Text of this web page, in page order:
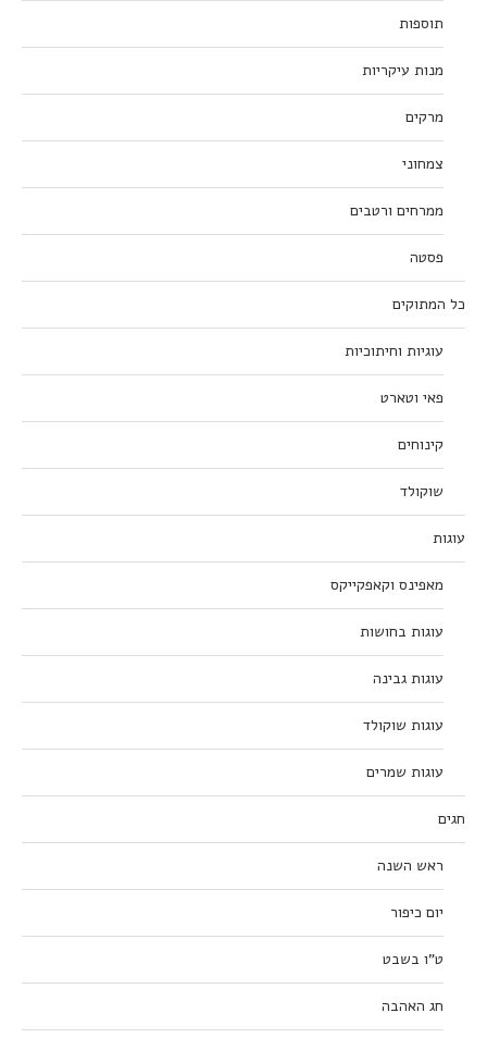
תוספות
מנות עיקריות
מרקים
צמחוני
ממרחים ורטבים
פסטה
כל המתוקים
עוגיות וחיתוכיות
פאי וטארט
קינוחים
שוקולד
עוגות
מאפינס וקאפקייקס
עוגות בחושות
עוגות גבינה
עוגות שוקולד
עוגות שמרים
חגים
ראש השנה
יום כיפור
ט”ו בשבט
חג האהבה